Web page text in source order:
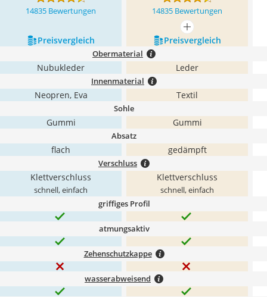
14835 Bewertungen 14835 Bewertungen
mehr anzeigen
Preis­vergleich
Preis­vergleich
Obermaterial
Nubukleder Leder
Innenmaterial
Neopren, Eva Textil
Sohle
Gummi Gummi
Absatz
flach gedämpft
Verschluss
Klettverschluss
schnell, einfach
Klettverschluss
schnell, einfach
griffiges Profil
atmungsaktiv
Zehenschutzkappe
wasserabweisend